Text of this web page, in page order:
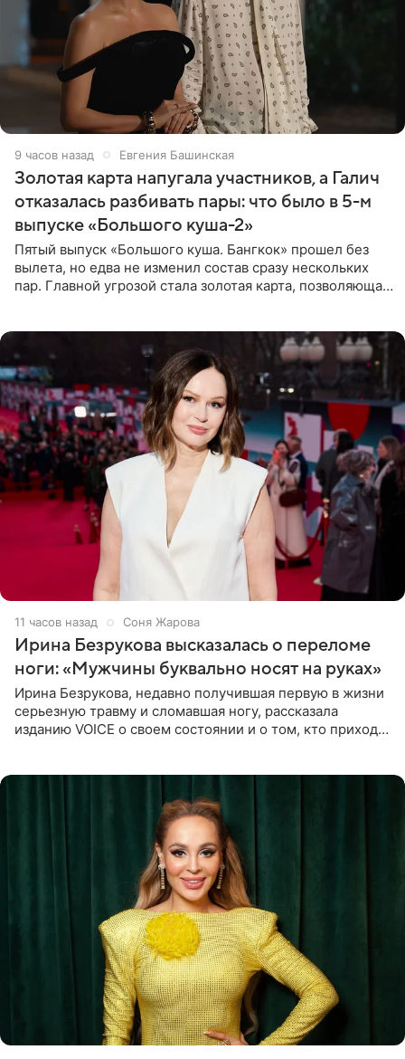
9 часов назад Евгения Башинская
Золотая карта напугала участников, а Галич
отказалась разбивать пары: что было в 5-м
выпуске «Большого куша-2»
Пятый выпуск «Большого куша. Бангкок» прошел без
вылета, но едва не изменил состав сразу нескольких
пар. Главной угрозой стала золотая карта, позволяющая
11 часов назад Соня Жарова
Ирина Безрукова высказалась о переломе
ноги: «Мужчины буквально носят на руках»
Ирина Безрукова, недавно получившая первую в жизни
серьезную травму и сломавшая ногу, рассказала
изданию VOICE о своем состоянии и о том, кто приходит